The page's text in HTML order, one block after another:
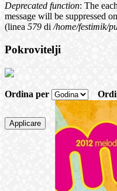
Deprecated function: The
message will be suppressed
(linea 579 di/home/festimik/
Pokrovitelji
Ordina per